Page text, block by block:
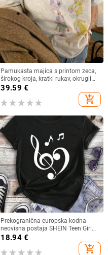
Pamukasta majica s printom zeca,
širokog kroja, kratki rukav, okrugli
izrez, proljeće/ljeto 2025
39.59 €
add_shopping_cart
Prekogranična europska kodna
neovisna postaja SHEIN Teen Girl
Music Festival Casual Short Sl
18.94€
add_shopping_cart